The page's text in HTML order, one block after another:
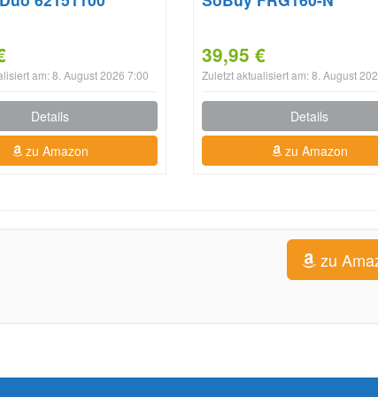
am: 8. August 2026 7:00
Details
zu Amazon
39,95 €
Zuletzt aktualisiert am: 8. August
Details
zu Amazon
zu